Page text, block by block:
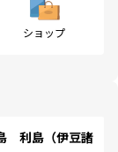
ショップ
利島（伊豆諸